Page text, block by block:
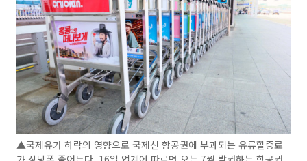
▲국제유가 하락의 영향으로 국제선 항공권에 부과되는 유류할증료